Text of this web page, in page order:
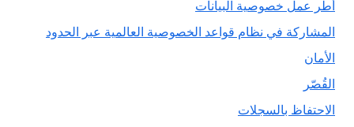
أُطر عمل خصوصية البيانات
المشاركة في نظام قواعد الخصوصية العالمية عبر الحدود
الأمان
القُصّر
الاحتفاظ بالسجلات